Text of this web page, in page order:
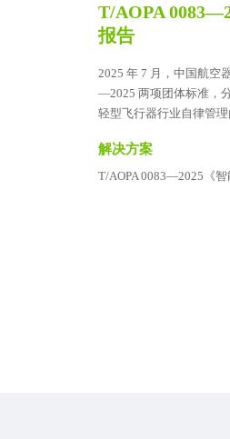
T/AOPA
报告
2025 年 7 月，中国航空
—2025 两项团体标准，
轻型飞行器行业自律管理
解决方案
T/AOPA 0083—2025《